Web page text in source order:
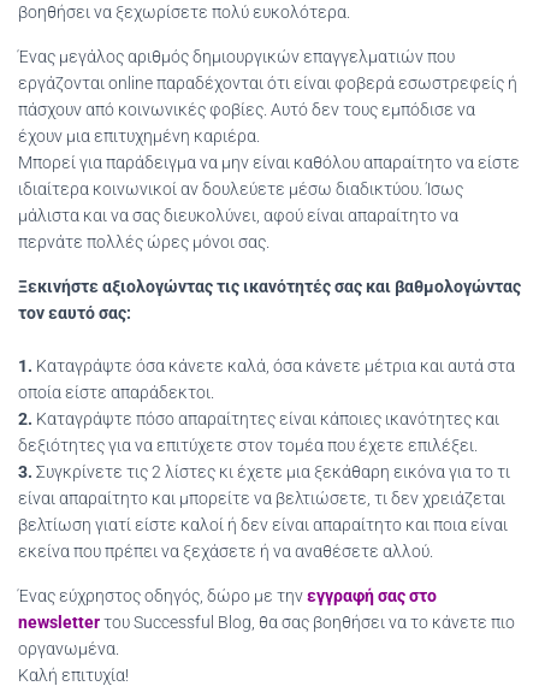
βοηθήσει να ξεχωρίσετε πολύ ευκολότερα.
Ένας μεγάλος αριθμός δημιουργικών επαγγελματιών που
εργάζονται online παραδέχονται ότι είναι φοβερά εσωστρεφείς ή
πάσχουν από κοινωνικές φοβίες. Αυτό δεν τους εμπόδισε να
έχουν μια επιτυχημένη καριέρα.
Μπορεί για παράδειγμα να μην είναι καθόλου απαραίτητο να είστε
ιδιαίτερα κοινωνικοί αν δουλεύετε μέσω διαδικτύου. Ίσως
μάλιστα και να σας διευκολύνει, αφού είναι απαραίτητο να
περνάτε πολλές ώρες μόνοι σας.
Ξεκινήστε αξιολογώντας τις ικανότητές σας και βαθμολογώντας
τον εαυτό σας:
1. Καταγράψτε όσα κάνετε καλά, όσα κάνετε μέτρια και αυτά στα
οποία είστε απαράδεκτοι.
2. Καταγράψτε πόσο απαραίτητες είναι κάποιες ικανότητες και
δεξιότητες για να επιτύχετε στον τομέα που έχετε επιλέξει.
3. Συγκρίνετε τις 2 λίστες κι έχετε μια ξεκάθαρη εικόνα για το τι
είναι απαραίτητο και μπορείτε να βελτιώσετε, τι δεν χρειάζεται
βελτίωση γιατί είστε καλοί ή δεν είναι απαραίτητο και ποια είναι
εκείνα που πρέπει να ξεχάσετε ή να αναθέσετε αλλού.
Ένας εύχρηστος οδηγός, δώρο με τηνεγγραφή σας στο
newsletterτου Successful Blog, θα σας βοηθήσει να το κάνετε πιο
οργανωμένα.
Καλή επιτυχία!